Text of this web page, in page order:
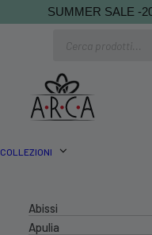
SUMMER SALE -
COLLEZIONI
Abissi
Apulia